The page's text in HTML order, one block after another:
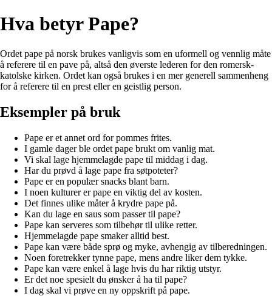
Hva betyr Pape?
Ordet pape på norsk brukes vanligvis som en uformell og vennlig måte
å referere til en pave på, altså den øverste lederen for den romersk-
katolske kirken. Ordet kan også brukes i en mer generell sammenheng
for å referere til en prest eller en geistlig person.
Eksempler på bruk
Pape er et annet ord for pommes frites.
I gamle dager ble ordet pape brukt om vanlig mat.
Vi skal lage hjemmelagde pape til middag i dag.
Har du prøvd å lage pape fra søtpoteter?
Pape er en populær snacks blant barn.
I noen kulturer er pape en viktig del av kosten.
Det finnes ulike måter å krydre pape på.
Kan du lage en saus som passer til pape?
Pape kan serveres som tilbehør til ulike retter.
Hjemmelagde pape smaker alltid best.
Pape kan være både sprø og myke, avhengig av tilberedningen.
Noen foretrekker tynne pape, mens andre liker dem tykke.
Pape kan være enkel å lage hvis du har riktig utstyr.
Er det noe spesielt du ønsker å ha til pape?
I dag skal vi prøve en ny oppskrift på pape.